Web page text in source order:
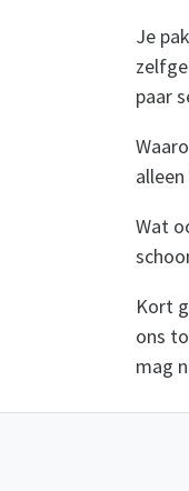
Je
paar
Wat
Kort
ons
mag